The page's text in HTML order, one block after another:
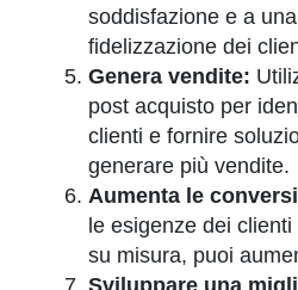
soddisfazione e a
fidelizzazione dei
Genera vendite:
post acquisto per
clienti e fornire
generare più vendite.
Aumenta le
le esigenze dei
su misura, puoi
Sviluppare una